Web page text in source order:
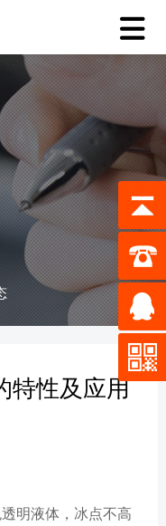

特性及应用
明液体，冰点不高